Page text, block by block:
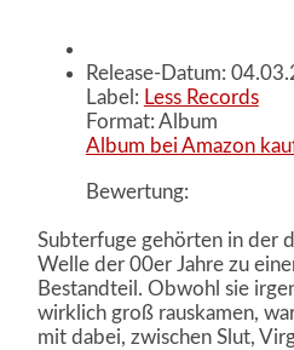
Release-Datum:
Label: Less Records
Format: Album
Album bei Amazon
Bewertung:
Subterfuge gehörten in der
Welle der 00er Jahre zu
Bestandteil. Obwohl sie
wirklich groß rauskamen,
mit dabei, zwischen Slut,